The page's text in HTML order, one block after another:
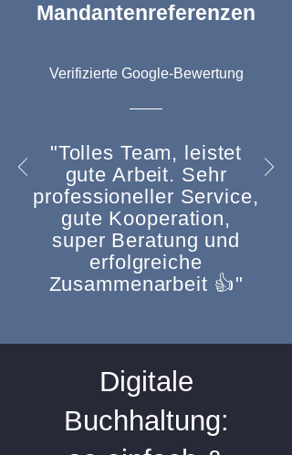
Mandantenreferenzen
Verifizierte Google-Bewertung
"Tolles Team, leistet
gute Arbeit. Sehr
professioneller Service,
gute Kooperation,
super Beratung und
erfolgreiche
Zusammenarbeit 👍"
Digitale
Buchhaltung: